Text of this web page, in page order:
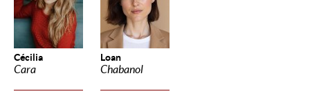
Cécilia
Cara
Loan
Chabanol